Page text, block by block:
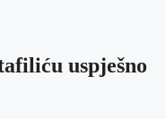
uspješno